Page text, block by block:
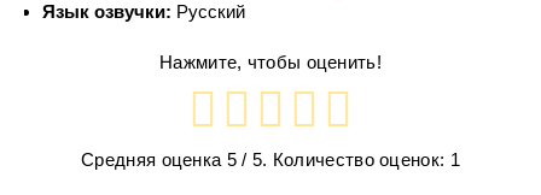
Язык озвучки: Русский
Нажмите, чтобы оценить!
Средняя оценка 5 / 5. Количество оценок: 1